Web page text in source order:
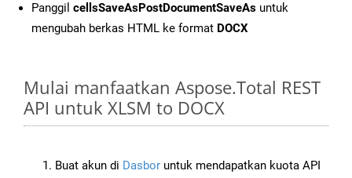
Panggil cellsSaveAsPostDocumentSaveAs untuk
mengubah berkas HTML ke format DOCX
Mulai manfaatkan Aspose.Total REST
API untuk XLSM to DOCX
Buat akun di Dasbor untuk mendapatkan kuota API